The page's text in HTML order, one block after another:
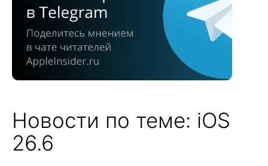
Новости по теме: iOS
26.6